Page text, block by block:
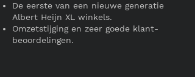
De eerste van een nieuwe generatie
Albert Heijn XL winkels.
Omzetstijging en zeer goede klant-
beoordelingen.